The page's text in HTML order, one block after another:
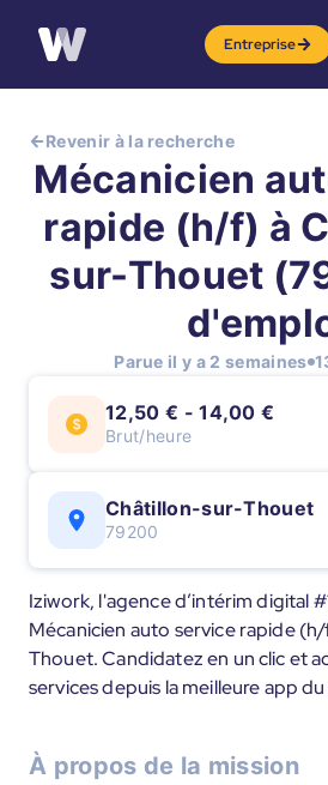
Entreprise
Revenir à la recherche
Mécanicien
rapide (h/f) à
sur-Thouet
Parue il y a 2 semaines
12,50 € - 14,00 €
Brut/heure
Châtillon-sur-Thouet
79200
Iziwork, l'agence d’intérim digital
Mécanicien auto service rapide
Thouet. Candidatez en un clic et
services depuis la meilleure app
À propos de la mission